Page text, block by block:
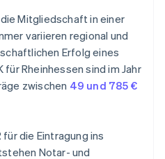
Mitgliedschaft in einer
variieren regional und
Erfolg eines
für Rheinhessen sind im Jahr
zwischen 49 und 785 €
die Eintragung ins
Notar- und